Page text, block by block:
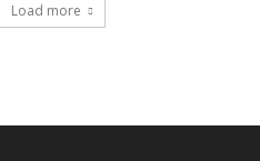
Load more